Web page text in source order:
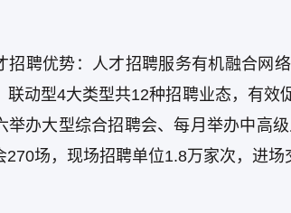
招聘优势：人才招聘服务有机融合网
联动型4大类型共12种招聘业态，有
举办大型综合招聘会、每月举办中高
场，现场招聘单位1.8万家次，进场